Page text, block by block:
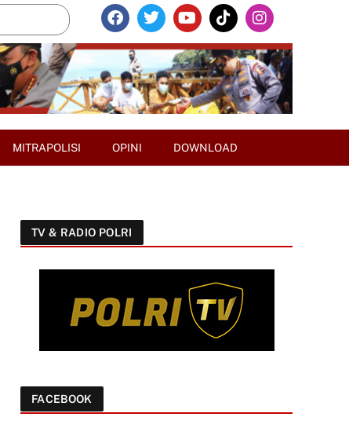
MITRAPOLISI OPINI DOWNLOAD
TV & RADIO POLRI
FACEBOOK